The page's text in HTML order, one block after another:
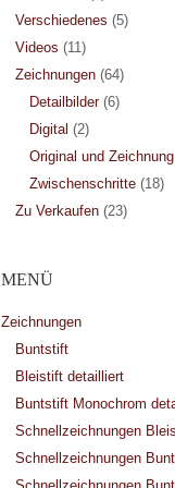
Verschiedenes (5)
Videos (11)
Zeichnungen(64)
Detailbilder(6)
Digital (2)
Original und Zeichnung
Zwischenschritte(18)
Zu Verkaufen(23)
MENÜ
Zeichnungen
Buntstift
Bleistift detailliert
Buntstift Monochrom
Schnellzeichnungen
Schnellzeichnungen